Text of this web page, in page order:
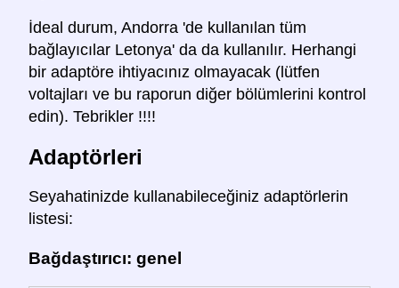
İdeal durum, Andorra 'de kullanılan tüm
bağlayıcılar Letonya' da da kullanılır. Herhangi
bir adaptöre ihtiyacınız olmayacak (lütfen
voltajları ve bu raporun diğer bölümlerini kontrol
edin). Tebrikler !!!!
Adaptörleri
Seyahatinizde kullanabileceğiniz adaptörlerin
listesi:
Bağdaştırıcı: genel